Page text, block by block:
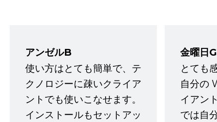
アンゼルB
使い方はとても簡単で、テ
クノロジーに疎いクライア
ントでも使いこなせます。
インストールもセットアッ
金曜日G
とても
自分の
イアン
では自